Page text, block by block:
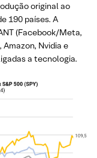
original ao
190 países. A
(Facebook/Meta,
Nvidia e
a tecnologia.